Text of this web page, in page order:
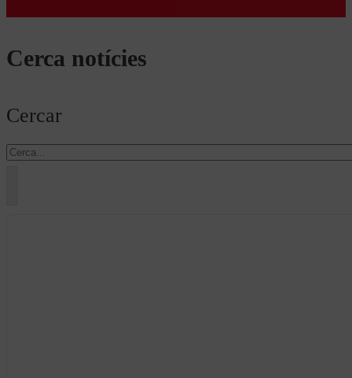
Cerca notícies
Cercar